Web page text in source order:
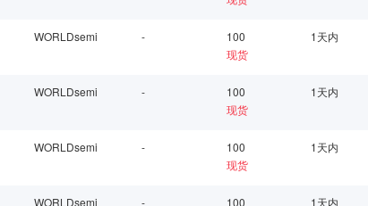
WORLDsemi -
100
现货
1天内
WORLDsemi -
100
现货
1天内
WORLDsemi -
100
现货
1天内
WORLDsemi -
100
1天内